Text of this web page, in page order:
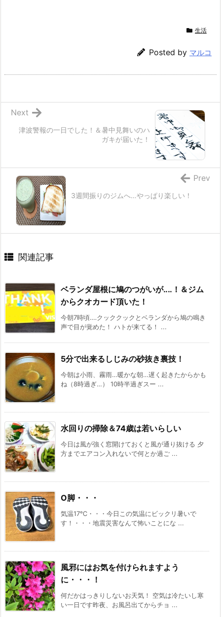
生活
Posted by マルコ
津波警報の一日でした！＆暑中見舞いのハ
ガキが届いた！
Next
3週間振りのジムへ…やっぱり楽しい！
Prev
関連記事
ベランダ屋根に鳩のつがいが‥‥！＆ジム
からクオカード頂いた！
今朝7時頃‥‥クッククックとベランダから鳩の鳴き
声で目が覚めた！ ハトが来てる！ ...
5分で出来るしじみの砂抜き裏技！
今朝は小雨、霧雨…暖かな朝…遅く起きたからかも
ね（8時過ぎ…） 10時半過ぎスー ...
水回りの掃除＆74歳は若いらしい
今日は風が強く窓開けておくと風が通り抜ける 夕
方までエアコン入れないで何とか過ご ...
O脚・・・
気温17℃・・・今日この気温にビックリ暑いで
す！・・・地震災害なんて怖いことにな ...
風邪にはお気を付けられますよう
に・・・！
何だかはっきりしないお天気！ 空気は冷たいし寒
い一日です昨夜、お風呂出てからチョ ...